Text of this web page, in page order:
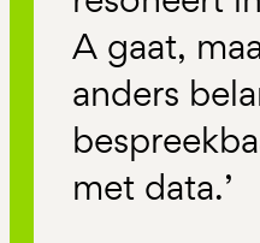
A gaat,
anders
met data.’